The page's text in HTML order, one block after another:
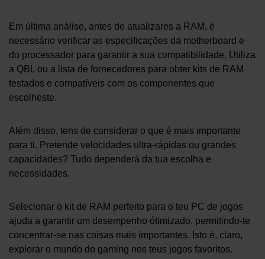
Em última análise, antes de atualizares a RAM, é
necessário verificar as especificações da motherboard e
do processador para garantir a sua compatibilidade. Utiliza
a QBL ou a lista de fornecedores para obter kits de RAM
testados e compatíveis com os componentes que
escolheste.
Além disso, tens de considerar o que é mais importante
para ti. Pretende velocidades ultra-rápidas ou grandes
capacidades? Tudo dependerá da tua escolha e
necessidades.
Selecionar o kit de RAM perfeito para o teu PC de jogos
ajuda a garantir um desempenho ótimizado, permitindo-te
concentrar-se nas coisas mais importantes. Isto é, claro,
explorar o mundo do gaming nos teus jogos favoritos.